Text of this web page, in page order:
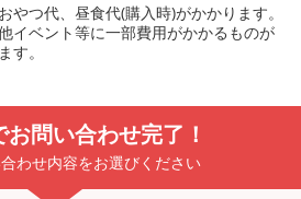
やつ代、昼食代(購入時)がかかります。
イベント等に一部費用がかかるものが
す。
お問い合わせ完了！
わせ内容をお選びください